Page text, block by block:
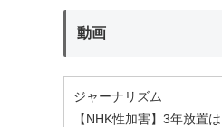
動画
ジャーナリズム
【NHK性加害】3年放置は